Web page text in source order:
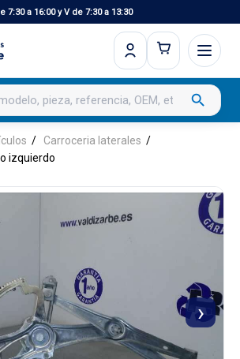
7:30 a 16:00 y V de 7:30 a 13:30
search
Carroceria laterales
izquierdo
›